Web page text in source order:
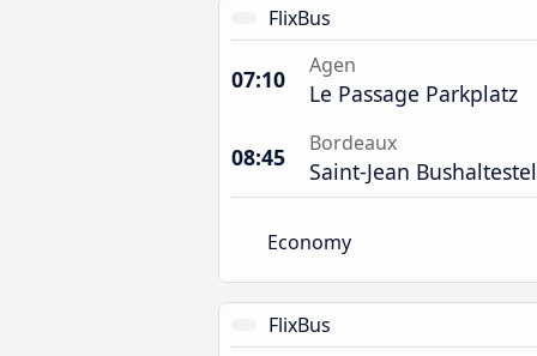
FlixBus
07:10 Agen
Le Passage Parkplatz
08:45 Bordeaux
Saint-Jean
Economy
FlixBus